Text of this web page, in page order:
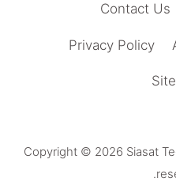
Contact Us
Privacy Policy
Copyright © 2026 Siasat